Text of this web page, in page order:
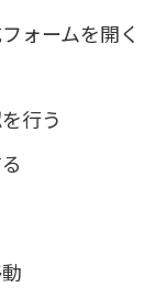
ォームを開く
行う